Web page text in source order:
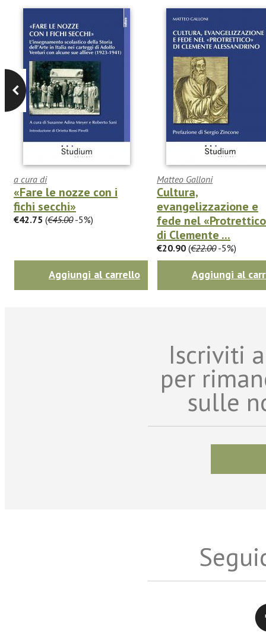
a cura di
«Fare le nozze con i
fichi secchi»
€42.75 (€45.00-5%)
Aggiungi al carrello
Matteo Galloni
Cultura,
evangelizzazione e
fede nel
di Clemente ...
€20.90 (€22.00-5%)
Aggiungi al
Iscriviti
per
sulle